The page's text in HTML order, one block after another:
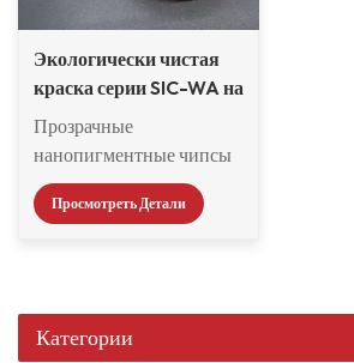
Экологически чистая
краска серии SIC-WA на
водной основе для
дерева
Прозрачные
нанопигментные чипсы
Klarint на водной основе
представляют собой
Серия нанопрозрачных
пигментов обладает
Просмотреть Детали
Категории